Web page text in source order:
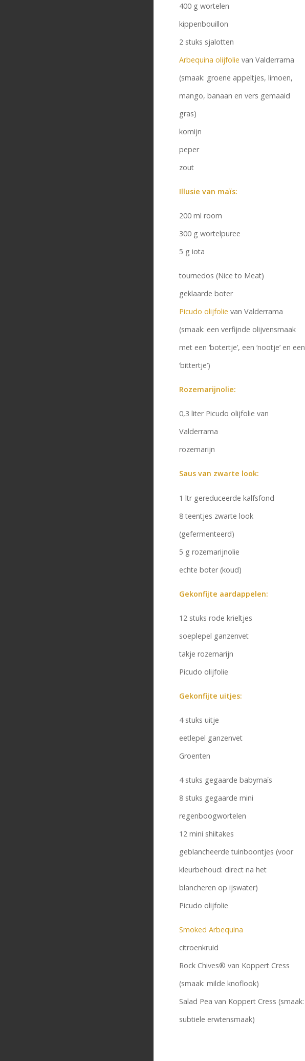
400 g wortelen
kippenbouillon
2 stuks sjalotten
Arbequina olijfolie van Valderrama
(smaak: groene appeltjes, limoen,
mango, banaan en vers gemaaid
gras)
komijn
peper
zout
Illusie van maïs:
200 ml room
300 g wortelpuree
5 g iota
tournedos (Nice to Meat)
geklaarde boter
Picudo olijfolie van Valderrama
(smaak: een verfijnde olijvensmaak
met een ‘botertje’, een ‘nootje’ en een
‘bittertje’)
Rozemarijnolie:
0,3 liter Picudo olijfolie van
Valderrama
rozemarijn
Saus van zwarte look:
1 ltr gereduceerde kalfsfond
8 teentjes zwarte look
(gefermenteerd)
5 g rozemarijnolie
echte boter (koud)
Gekonfijte aardappelen:
12 stuks rode krieltjes
soeplepel ganzenvet
takje rozemarijn
Picudo olijfolie
Gekonfijte uitjes:
4 stuks uitje
eetlepel ganzenvet
Groenten
4 stuks gegaarde babymaïs
8 stuks gegaarde mini
regenboogwortelen
12 mini shiitakes
geblancheerde tuinboontjes (voor
kleurbehoud: direct na het
blancheren op ijswater)
Picudo olijfolie
Smoked Arbequina
citroenkruid
Rock Chives® van Koppert Cress
(smaak: milde knoflook)
Salad Pea van Koppert Cress (smaak:
subtiele erwtensmaak)